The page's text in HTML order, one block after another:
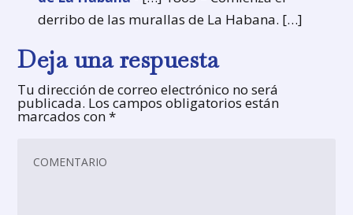
derribo de las murallas de La Habana. […]
Deja una respuesta
Tu dirección de correo electrónico no será
publicada. Los campos obligatorios están
marcados con*